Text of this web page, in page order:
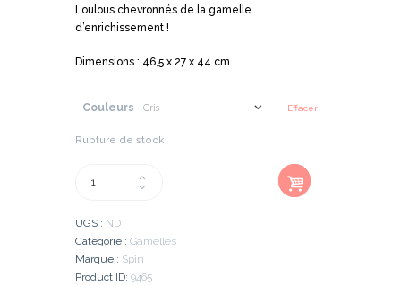
Loulous chevronnés de la gamelle
d’enrichissement !
Dimensions : 46,5 x 27 x 44 cm
Couleurs Effacer
Rupture de stock
-
Accessoire
Spirale
Ajout
er au
panier
UGS : ND
Catégorie : Gamelles
Marque : Spin
Product ID: 9465